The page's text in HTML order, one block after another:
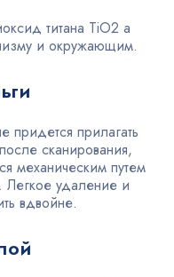
титана TiO2 а
и окружающим.
прилагать
сканирования,
механическим путем
Легкое удаление и
вдвойне.